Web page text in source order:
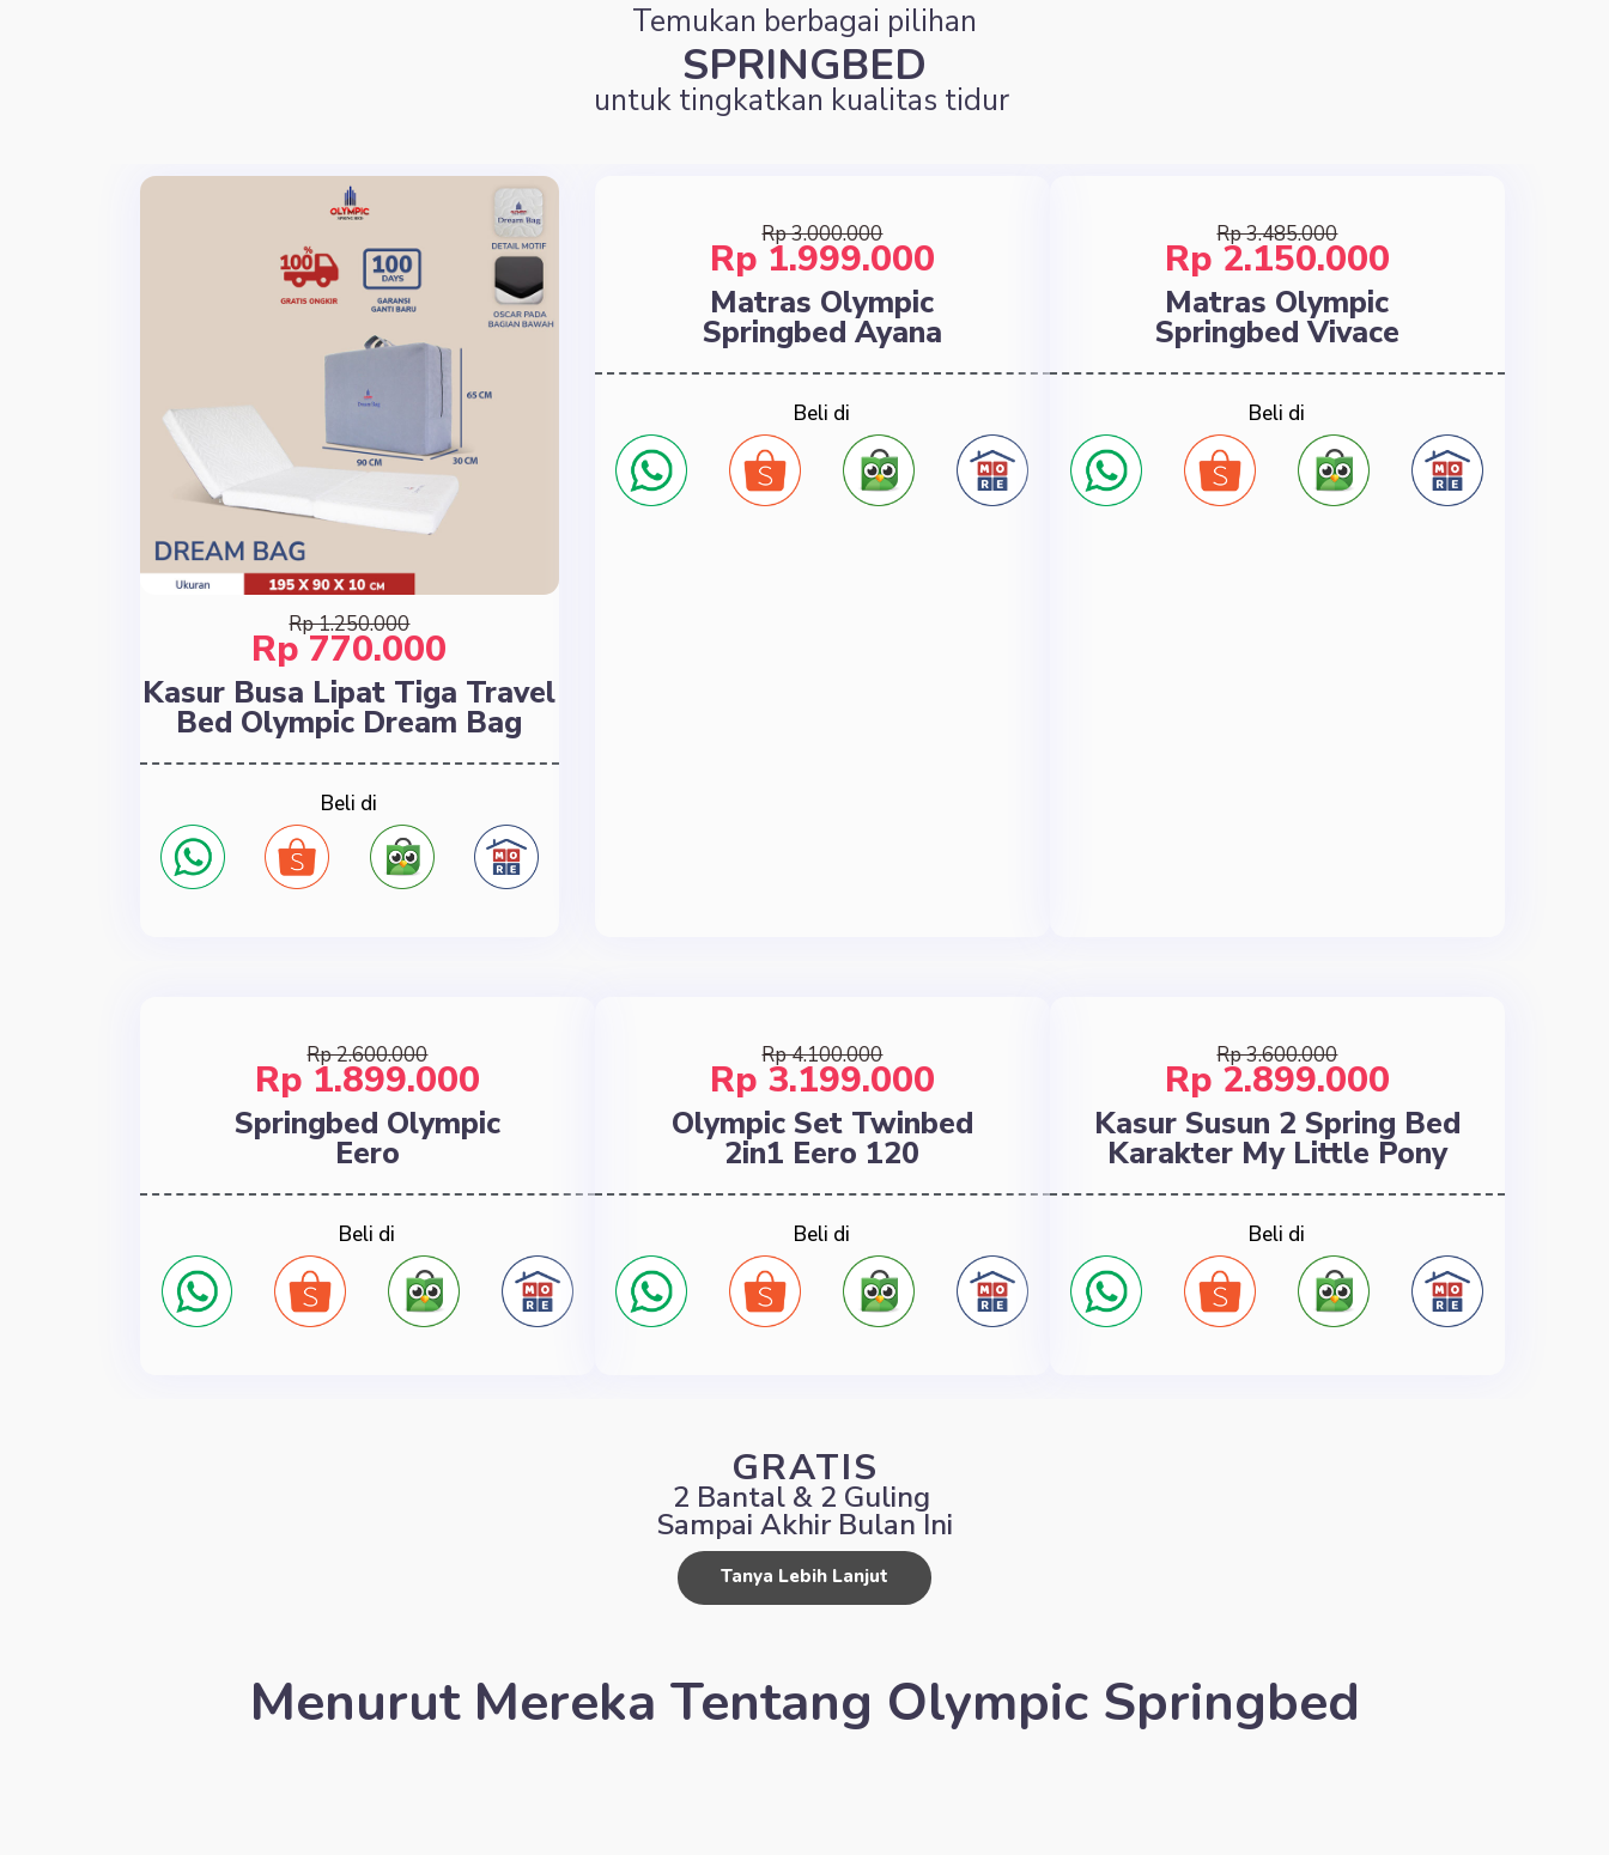
Temukan berbagai pilihan
SPRINGBED
untuk tingkatkan kualitas tidur
Rp 1.250.000
Rp 770.000
Kasur Busa Lipat Tiga Travel
Bed Olympic Dream Bag
Beli di
Rp 3.000.000
Rp 1.999.000
Matras Olympic
Springbed Ayana
Beli di
Rp 3.485.000
Rp 2.150.000
Matras Olympic
Springbed Vivace
Beli di
Rp 2.600.000
Rp 1.899.000
Springbed Olympic
Eero
Beli di
Rp 4.100.000
Rp 3.199.000
Olympic Set Twinbed
2in1 Eero 120
Beli di
Rp 3.600.000
Rp 2.899.000
Kasur Susun 2 Spring Bed
Karakter My Little Pony
Beli di
GRATIS
2 Bantal & 2 Guling
Sampai Akhir Bulan Ini
Tanya Lebih Lanjut
Menurut Mereka Tentang Olympic Springbed